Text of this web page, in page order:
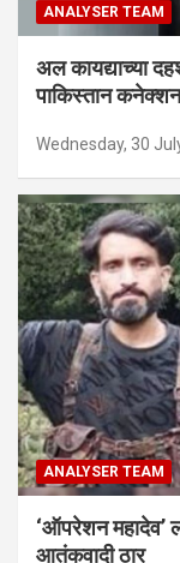
ANALYSER TEAM
अल कायद्याच्या
पाकिस्तान
Wednesday, 30
ANALYSER TEAM
‘ऑपरेशन महादेव’
आतंकवादी ठार